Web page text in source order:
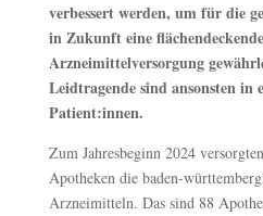
verbessert werden, um für die
in Zukunft eine
Arzneimittelversorgung
Leidtragende sind ansonsten in
Patient:innen.
Zum Jahresbeginn 2024
Apotheken die baden-
Arzneimitteln. Das sind 88